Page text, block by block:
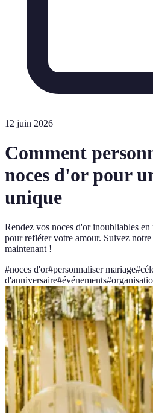
12 juin 2026
Comment
noces d'or pour
unique
Rendez vos noces d'or inoubliables en
pour refléter votre amour. Suivez
maintenant !
#noces d'or#personnaliser mariage#
d'anniversaire#événements#